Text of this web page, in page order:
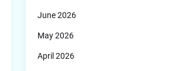
June 2026
May 2026
April 2026